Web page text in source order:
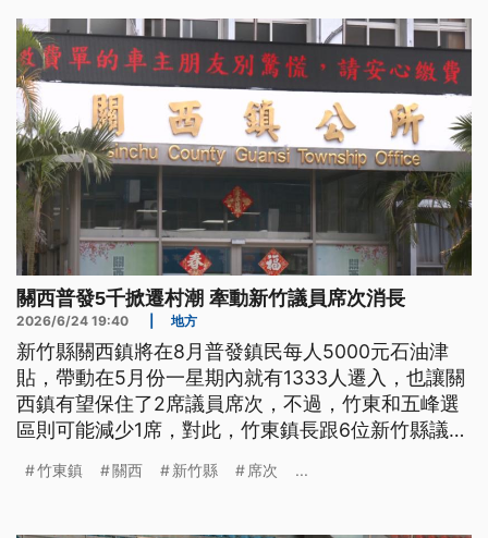
會要求鄉公所監督施工廠商清除，避免溪流堵塞影響
安全和生態。
關西普發5千掀遷村潮 牽動新竹議員席次消長
2026/6/24 19:40 地方
新竹縣關西鎮將在8月普發鎮民每人5000元石油津
貼，帶動在5月份一星期內就有1333人遷入，也讓關
西鎮有望保住了2席議員席次，不過，竹東和五峰選
區則可能減少1席，對此，竹東鎮長跟6位新竹縣議
關西鎮民代表會主席等人，提出期約賄選告訴。
竹東鎮 關西 新竹縣 席次 ...